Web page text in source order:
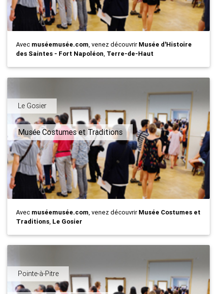
Avec muséemusée.com, venez découvrirMusée d'Histoire
des Saintes - Fort Napoléon, Terre-de-Haut
Le Gosier
Musée Costumes et Traditions
Avec muséemusée.com, venez découvrirMusée Costumes et
Traditions, Le Gosier
Pointe-à-Pitre